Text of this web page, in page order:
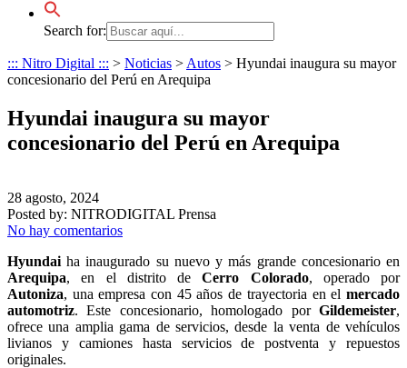
Search for:
::: Nitro Digital ::: > Noticias > Autos > Hyundai inaugura su mayor
concesionario del Perú en Arequipa
Hyundai inaugura su mayor
concesionario del Perú en Arequipa
28 agosto, 2024
Posted by: NITRODIGITAL Prensa
No hay comentarios
Hyundai ha inaugurado su nuevo y más grande concesionario en
Arequipa, en el distrito deCerro Colorado, operado por
Autoniza, una empresa con 45 años de trayectoria en el mercado
automotriz. Este concesionario, homologado porGildemeister,
ofrece una amplia gama de servicios, desde la venta de vehículos
livianos y camiones hasta servicios de postventa y repuestos
originales.